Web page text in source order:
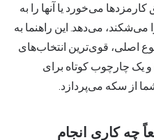
می‌خورد یا آنها را به
می‌دهد. این راهنما به
اصلی، قوی‌ترین انتخاب‌های
سخت‌افزاری و نرم‌افزاری ۲۰۲۶ و یک چارچوب کوتاه برای
از سکه می‌پردازد.
چه کاری انجام